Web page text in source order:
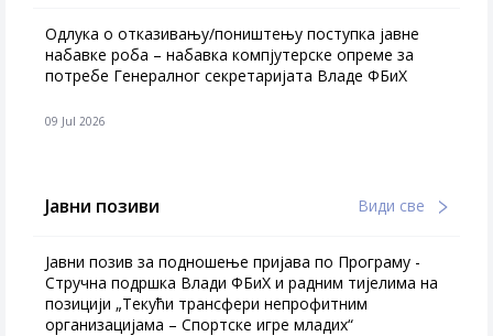
Одлука о отказивању/поништењу поступка јавне
набавке роба – набавка компјутерске опреме за
потребе Генералног секретаријата Владе ФБиХ
09 Jul 2026
Јавни позиви Види све
Јавни позив за подношење пријава по Програму -
Стручна подршка Влади ФБиХ и радним тијелима на
позицији „Текући трансфери непрофитним
организацијама – Спортске игре младих“